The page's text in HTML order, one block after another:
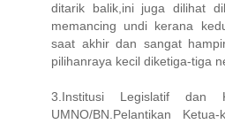
ditarik balik,ini juga dilihat
memancing undi kerana
saat akhir dan sangat
pilihanraya kecil diketiga-tiga
3.Institusi Legislatif dan
UMNO/BN.Pelantikan